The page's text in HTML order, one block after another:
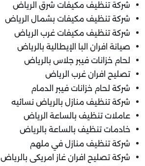
شركة تنظيف مكيفات شرق الرياض
شركة تنظيف مكيفات بشمال الرياض
شركة تنظيف مكيفات غرب الرياض
صيانة افران البا الإيطالية بالرياض
لحام خزانات فيبر جلاس بالرياض
تصليح افران غرب الرياض
شركة لحام خزانات فيبر الدمام
شركة تنظيف منازل بالرياض نسائيه
عاملات تنظيف بالساعة الرياض
خادمات تنظيف بالساعة بالرياض
شركة تنظيف منازل في ملهم
شركة تصليح افران غاز امريكى بالرياض